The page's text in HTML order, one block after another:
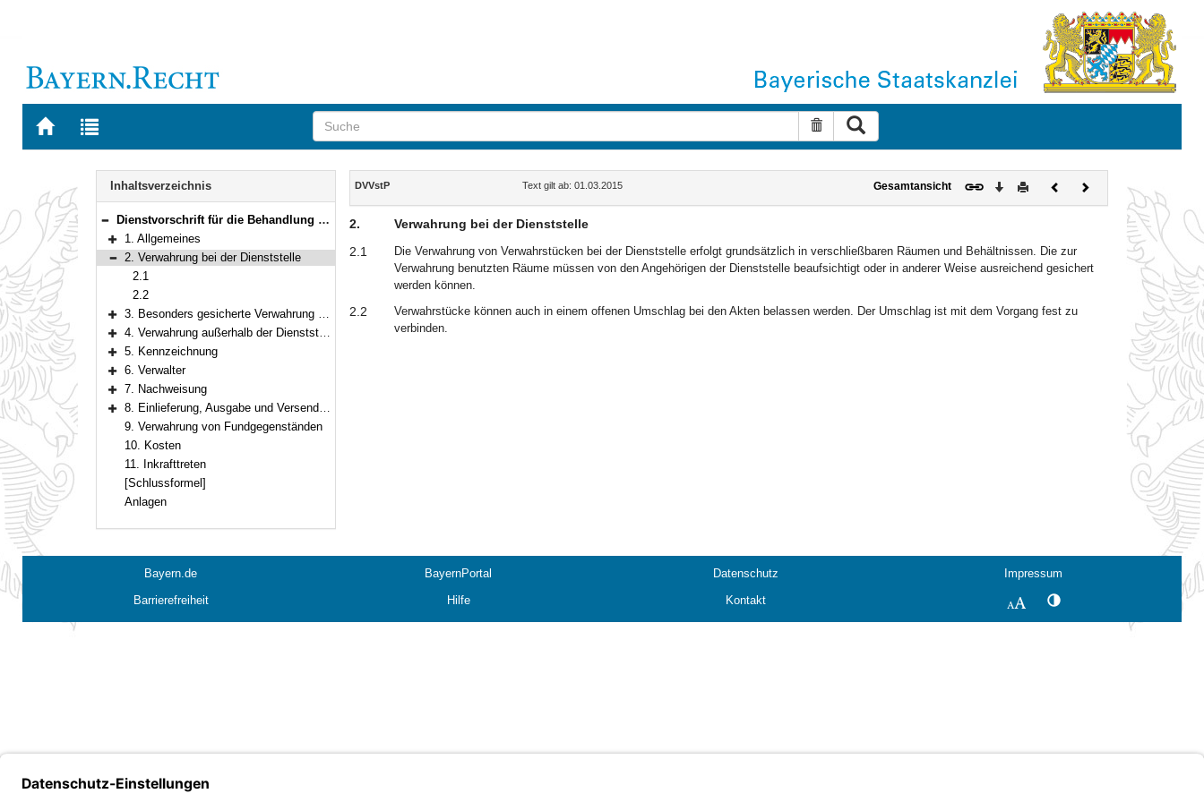
Zur
BAYERN.RECHT
Zur
letzten
Suche zurücksetzen
Navigation
Inhaltsverzeichnis
Bereich reduzieren
Dienstvorschrift für die Behandlung von Verwahrstücken bei staatlichen Polizeidienststellen
Bereich erweitern
1. Allgemeines
Bereich reduzieren
2. Verwahrung bei der Dienststelle
2.1
2.2
Bereich erweitern
3. Besonders gesicherte Verwahrung bei der Dienststelle
Bereich erweitern
4. Verwahrung außerhalb der Dienststelle
Bereich erweitern
5. Kennzeichnung
Bereich erweitern
6. Verwalter
Bereich erweitern
7. Nachweisung
Bereich erweitern
8. Einlieferung, Ausgabe und Versendung
9. Verwahrung von Fundgegenständen
10. Kosten
11. Inkrafttreten
[Schlussformel]
Anlagen
Inhalt
DVVstP Text gilt ab: 01.03.2015 Gesamtansicht Download
DruckenVorherigesNächstes
Dokument
2.
Verwahrung bei der Dienststelle
2.1
Die Verwahrung von Verwahrstücken bei der Dienststelle erfolgt grundsätzlich in verschließbaren Räumen und Behältnissen. Die zur
Verwahrung benutzten Räume müssen von den Angehörigen der Dienststelle beaufsichtigt oder in anderer Weise ausreichend gesichert
werden können.
2.2
Verwahrstücke können auch in einem offenen Umschlag bei den Akten belassen werden. Der Umschlag ist mit dem Vorgang fest zu
verbinden.
Bayern.de BayernPortal Datenschutz
Impressum
Barrierefreiheit
Hilfe Kontakt SchriftgrößeKontrastwechsel